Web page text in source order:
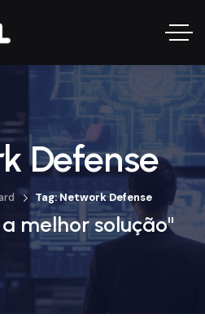
Defense
Tag: Network Defense
melhor solução"